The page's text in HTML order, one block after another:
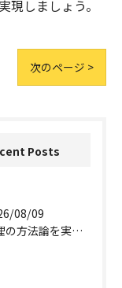
しましょう。
次のページ >
Posts
08/09
車修理の方法論を実例とコスト比較で徹底解説